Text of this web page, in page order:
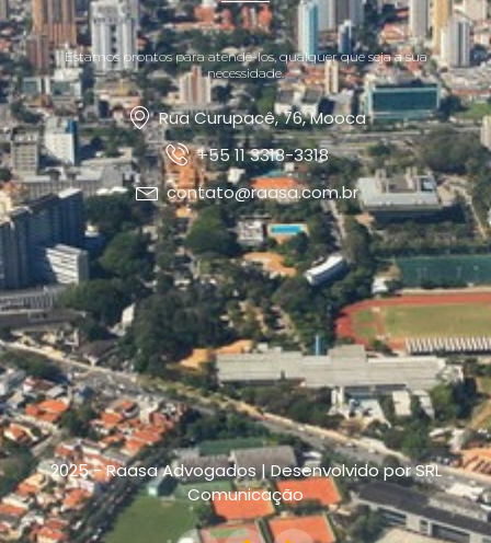
Estamos prontos para atendê-los, qualquer que seja a sua
necessidade.
Rua Curupacê, 76, Mooca
+55 11 3318-3318
contato@raasa.com.br
2025 - Raasa Advogados | Desenvolvido por SRL
Comunicação